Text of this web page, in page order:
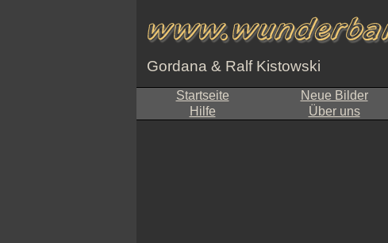
Gordana & Ralf Kistowski
Startseite Neue Bilder
Hilfe
Über uns